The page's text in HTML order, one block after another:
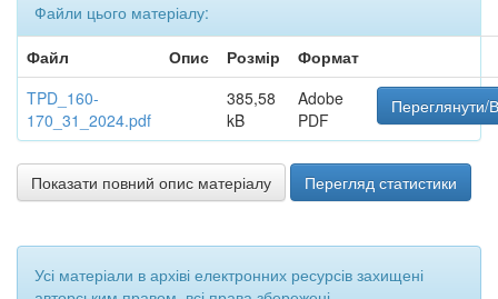
Файли цього матеріалу:
Файл
Опис Розмір
Формат
TPD_160-
170_31_2024.pdf
385,58
kB
Adobe
PDF
Переглянути/
Показати повний опис матеріалу Перегляд статистики
Усі матеріали в архіві електронних ресурсів захищені